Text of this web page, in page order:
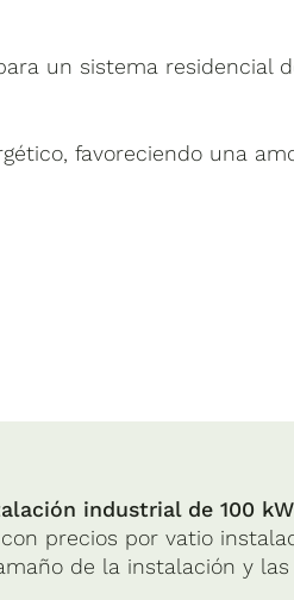
un sistema residencial
favoreciendo una
industrial de 100
precios por vatio
de la instalación y las